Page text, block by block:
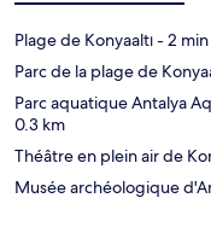
Plage de Konyaaltı- 2
Parc de la plage de
Parc aquatique Antalya
0.3 km
Théâtre en plein air de
Musée archéologique